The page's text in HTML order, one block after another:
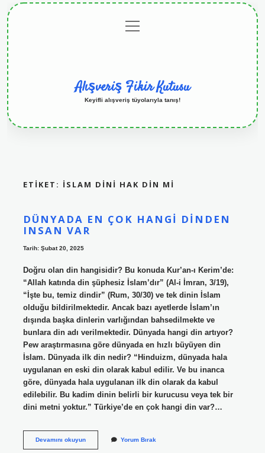
menüyü
aç
Alışveriş Fikir Kutusu
Keyifli alışveriş tüyolarıyla tanış!
ETIKET: İSLAM DINI HAK DIN MI
DÜNYADA EN ÇOK HANGI DINDEN
INSAN VAR
Tarih: Şubat 20, 2025
Doğru olan din hangisidir? Bu konuda Kur’an-ı Kerim’de:
“Allah katında din şüphesiz İslam’dır” (Al-i İmran, 3/19),
“İşte bu, temiz dindir” (Rum, 30/30) ve tek dinin İslam
olduğu bildirilmektedir. Ancak bazı ayetlerde İslam’ın
dışında başka dinlerin varlığından bahsedilmekte ve
bunlara din adı verilmektedir. Dünyada hangi din artıyor?
Pew araştırmasına göre dünyada en hızlı büyüyen din
İslam. Dünyada ilk din nedir? “Hinduizm, dünyada hala
uygulanan en eski din olarak kabul edilir. Ve bu inanca
göre, dünyada hala uygulanan ilk din olarak da kabul
edilebilir. Bu kadim dinin belirli bir kurucusu veya tek bir
dini metni yoktur.” Türkiye’de en çok hangi din var?…
Devamını okuyunDünyada
Yorum Bırak